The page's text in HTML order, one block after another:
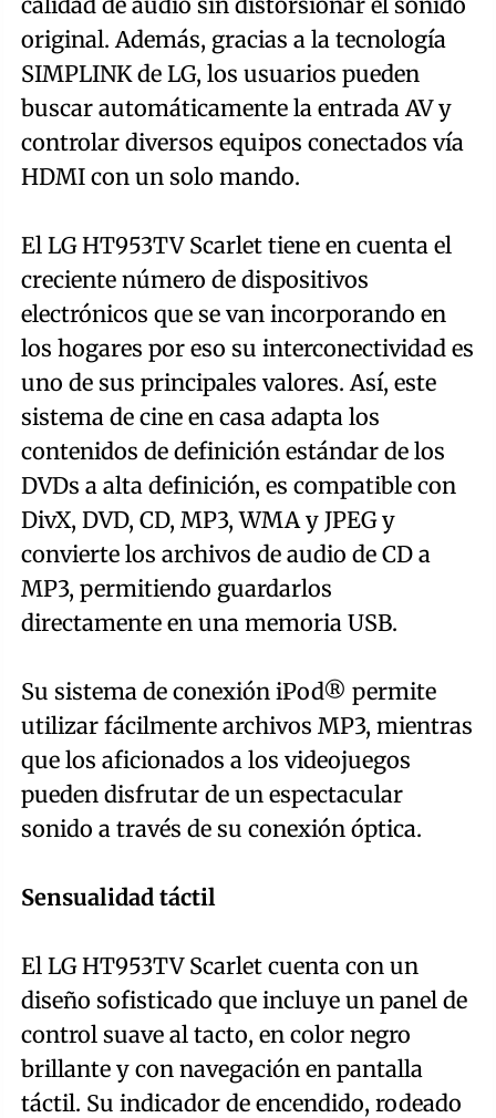
original. Además, gracias a la tecnología
SIMPLINK de LG, los usuarios pueden
buscar automáticamente la entrada AV y
controlar diversos equipos conectados vía
HDMI con un solo mando.
El LG HT953TV Scarlet tiene en cuenta el
creciente número de dispositivos
electrónicos que se van incorporando en
los hogares por eso su interconectividad es
uno de sus principales valores. Así, este
sistema de cine en casa adapta los
contenidos de definición estándar de los
DVDs a alta definición, es compatible con
DivX, DVD, CD, MP3, WMA y JPEG y
convierte los archivos de audio de CD a
MP3, permitiendo guardarlos
directamente en una memoria USB.
Su sistema de conexión iPod® permite
utilizar fácilmente archivos MP3, mientras
que los aficionados a los videojuegos
pueden disfrutar de un espectacular
sonido a través de su conexión óptica.
Sensualidad táctil
El LG HT953TV Scarlet cuenta con un
diseño sofisticado que incluye un panel de
control suave al tacto, en color negro
brillante y con navegación en pantalla
táctil. Su indicador de encendido, rodeado